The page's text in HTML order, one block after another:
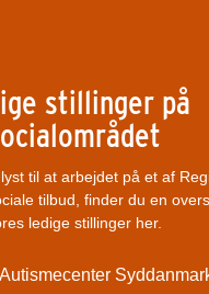
stillinger på
til at arbejdet på et af
tilbud, finder du en
ledige stillinger her.